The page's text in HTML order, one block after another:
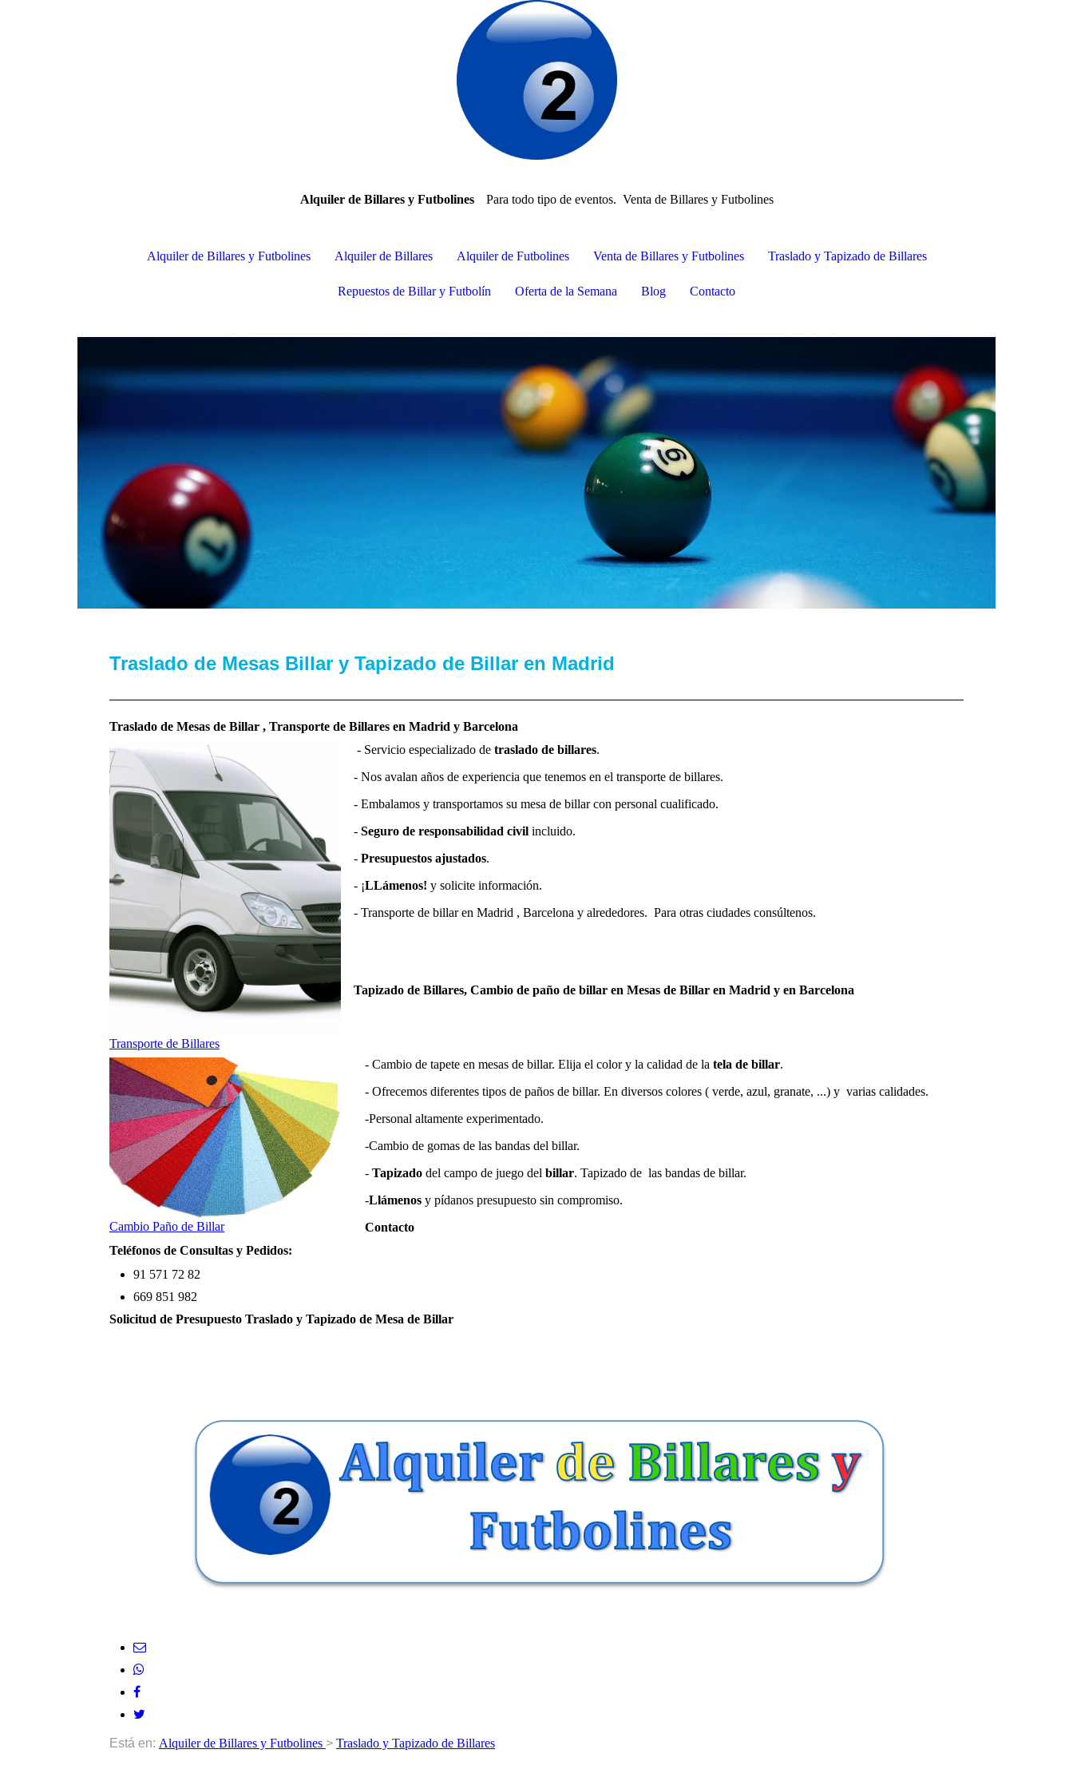
Alquiler de Billares y Futbolines Para todo tipo de eventos. Venta de Billares y Futbolines
Alquiler de Billares y Futbolines Alquiler de Billares Alquiler de Futbolines Venta de Billares y Futbolines Traslado y Tapizado de Billares
Repuestos de Billar y Futbolín Oferta de la Semana Blog Contacto
Traslado de Mesas Billar y Tapizado de Billar en Madrid
Traslado de Mesas de Billar , Transporte de Billares en Madrid y Barcelona
Transporte de Billares
- Servicio especializado detraslado de billares.
- Nos avalan años de experiencia que tenemos en el transporte de billares.
- Embalamos y transportamos su mesa de billar con personal cualificado.
- Seguro de responsabilidad civil incluido.
- Presupuestos ajustados.
- ¡LLámenos! y solicite información.
- Transporte de billar en Madrid , Barcelona y alrededores. Para otras ciudades consúltenos.
Tapizado de Billares, Cambio de paño de billar en Mesas de Billar en Madrid y en Barcelona
Cambio Paño de Billar
- Cambio de tapete en mesas de billar. Elija el color y la calidad de la tela de billar.
- Ofrecemos diferentes tipos de paños de billar. En diversos colores ( verde, azul, granate, ...) y varias calidades.
-Personal altamente experimentado.
-Cambio de gomas de las bandas del billar.
- Tapizadodel campo de juego del billar. Tapizado de las bandas de billar.
-Llámenos y pídanos presupuesto sin compromiso.
Contacto
Teléfonos de Consultas y Pedidos:
91 571 72 82
669 851 982
Solicitud de Presupuesto Traslado y Tapizado de Mesa de Billar
Está en: Alquiler de Billares y Futbolines > Traslado y Tapizado de Billares